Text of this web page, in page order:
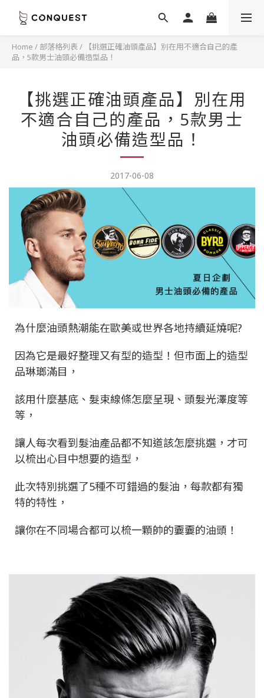
Home / 部落格列表 /
【挑選正確油頭產品】別在用不適合自己的產
品，5款男士油頭必備造型品！
【挑選正確油頭產品】別在用
不適合自己的產品，5款男士
油頭必備造型品！
2017-06-08
為什麼油頭熱潮能在歐美或世界各地持續延燒呢?
因為它是最好整理又有型的造型！但市面上的造型
品琳瑯滿目，
該用什麼基底、髮束線條怎麼呈現、頭髮光澤度等
等，
讓人每次看到髮油產品都不知道該怎麼挑選，才可
以梳出心目中想要的造型，
此次特別挑選了5種不可錯過的髮油，每款都有獨
特的特性，
讓你在不同場合都可以梳一顆帥的嫑嫑的油頭！